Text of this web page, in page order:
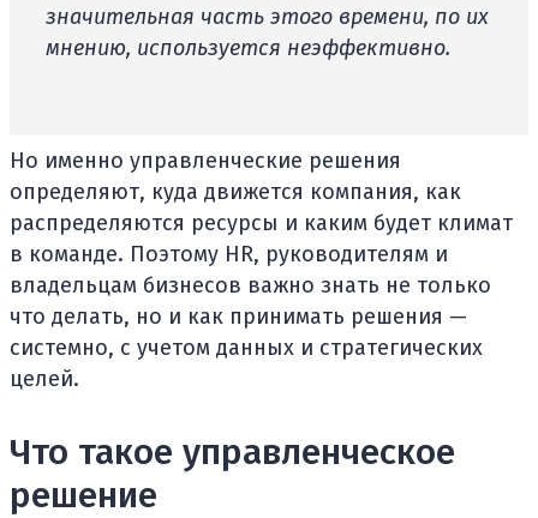
значительная часть этого времени, по их
мнению, используется неэффективно.
Но именно управленческие решения
определяют, куда движется компания, как
распределяются ресурсы и каким будет климат
в команде. Поэтому HR, руководителям и
владельцам бизнесов важно знать не только
что делать, но и как принимать решения —
системно, с учетом данных и стратегических
целей.
Что такое управленческое
решение